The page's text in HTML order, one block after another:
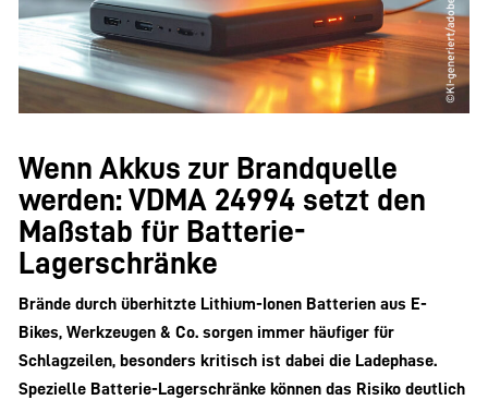
Wenn Akkus zur Brandquelle
werden: VDMA 24994 setzt den
Maßstab für Batterie-
Lagerschränke
Brände durch überhitzte Lithium-Ionen Batterien aus E-
Bikes, Werkzeugen & Co. sorgen immer häufiger für
Schlagzeilen, besonders kritisch ist dabei die Ladephase.
Spezielle Batterie-Lagerschränke können das Risiko deutlich